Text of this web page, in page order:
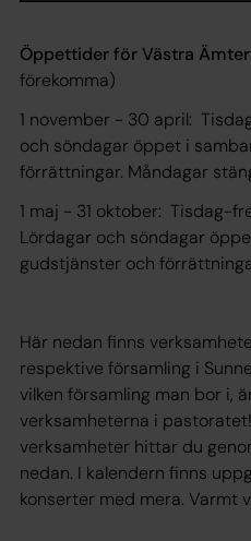
Öppettider för Västra
förekomma)
1 november - 30 april:
och söndagar öppet i
förrättningar. Måndagar
1 maj - 31 oktober: Tisdag-
Lördagar och söndagar
gudstjänster och
Här nedan finns
respektive församling i
vilken församling man bor i,
verksamheterna i
verksamheter hittar du
nedan. I kalendern finns
konserter med mera. Varmt